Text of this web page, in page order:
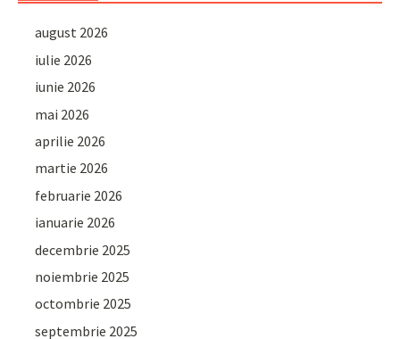
august 2026
iulie 2026
iunie 2026
mai 2026
aprilie 2026
martie 2026
februarie 2026
ianuarie 2026
decembrie 2025
noiembrie 2025
octombrie 2025
septembrie 2025